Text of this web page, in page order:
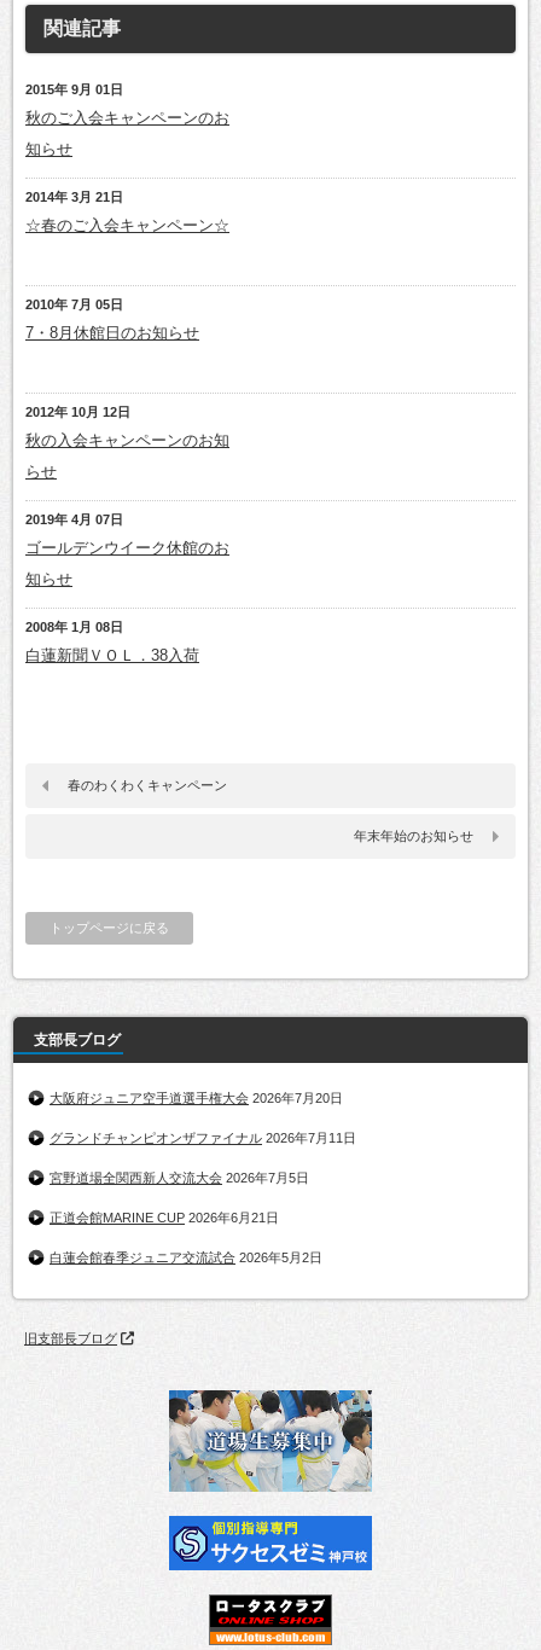
関連記事
2015年 9月 01日
秋のご入会キャンペーンのお
知らせ
2014年 3月 21日
☆春のご入会キャンペーン☆
2010年 7月 05日
7・8月休館日のお知らせ
2012年 10月 12日
秋の入会キャンペーンのお知
らせ
2019年 4月 07日
ゴールデンウイーク休館のお
知らせ
2008年 1月 08日
白蓮新聞ＶＯＬ．38入荷
春のわくわくキャンペーン
年末年始のお知らせ
トップページに戻る
支部長ブログ
大阪府ジュニア空手道選手権大会 2026年7月20日
グランドチャンピオンザファイナル 2026年7月11日
宮野道場全関西新人交流大会 2026年7月5日
正道会館MARINE CUP 2026年6月21日
白蓮会館春季ジュニア交流試合 2026年5月2日
旧支部長ブログ